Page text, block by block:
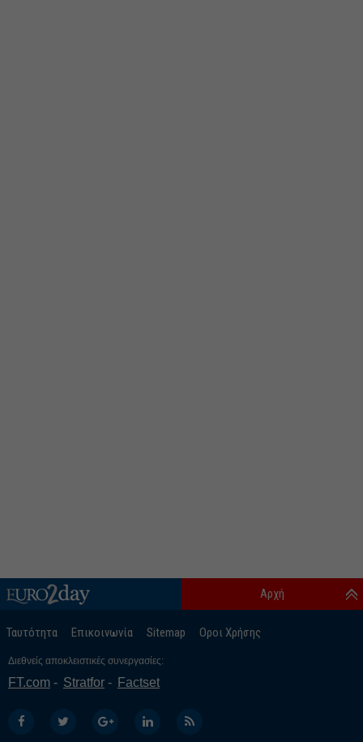
Ταυτότητα Επικοινωνία Sitemap Οροι Χρήσης
Αρχή
Διεθνείς αποκλειστικές συνεργασίες:
FT.com Stratfor Factset